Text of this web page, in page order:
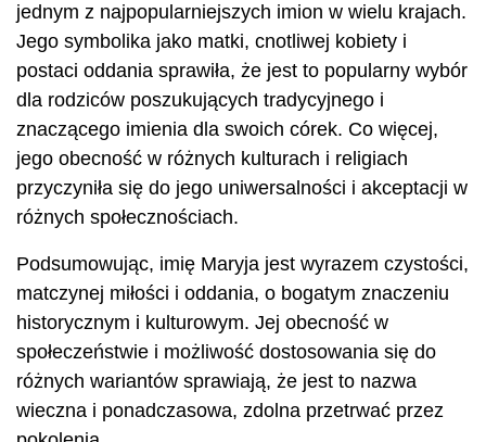
jednym z najpopularniejszych imion w wielu krajach.
Jego symbolika jako matki, cnotliwej kobiety i
postaci oddania sprawiła, że ​​jest to popularny wybór
dla rodziców poszukujących tradycyjnego i
znaczącego imienia dla swoich córek. Co więcej,
jego obecność w różnych kulturach i religiach
przyczyniła się do jego uniwersalności i akceptacji w
różnych społecznościach.
Podsumowując, imię Maryja jest wyrazem czystości,
matczynej miłości i oddania, o bogatym znaczeniu
historycznym i kulturowym. Jej obecność w
społeczeństwie i możliwość dostosowania się do
różnych wariantów sprawiają, że jest to nazwa
wieczna i ponadczasowa, zdolna przetrwać przez